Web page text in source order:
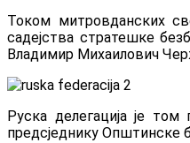
Током митровданских
садејства стратешке
Владимир Михаилович
Руска делегација је
предсједнику Општинске